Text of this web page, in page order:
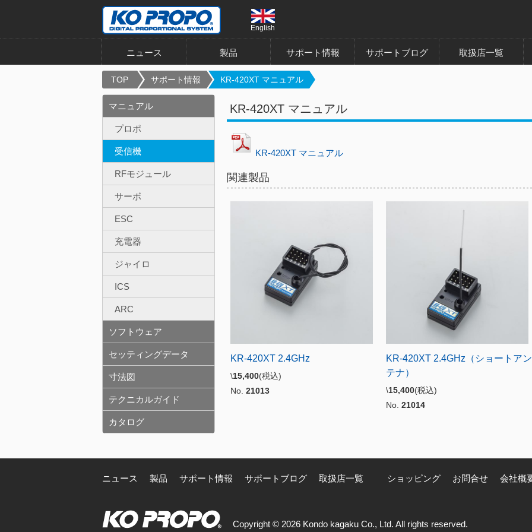
English
ニュース 製品 サポート情報 サポートブログ 取扱店一覧
TOP サポート情報 KR-420XT マニュアル
KR-420XT マニュアル
KR-420XT マニュアル
関連製品
KR-420XT 2.4GHz
\15,400(税込)
No. 21013
KR-420XT 2.4GHz（ショートアン
テナ）
\15,400(税込)
No. 21014
マニュアル
プロポ
受信機
RFモジュール
サーボ
ESC
充電器
ジャイロ
ICS
ARC
ソフトウェア
セッティングデータ
寸法図
テクニカルガイド
カタログ
ニュース 製品 サポート情報 サポートブログ 取扱店一覧 ショッピング お問合せ 会社概
Copyright © 2026 Kondo kagaku Co., Ltd. All rights reserved.